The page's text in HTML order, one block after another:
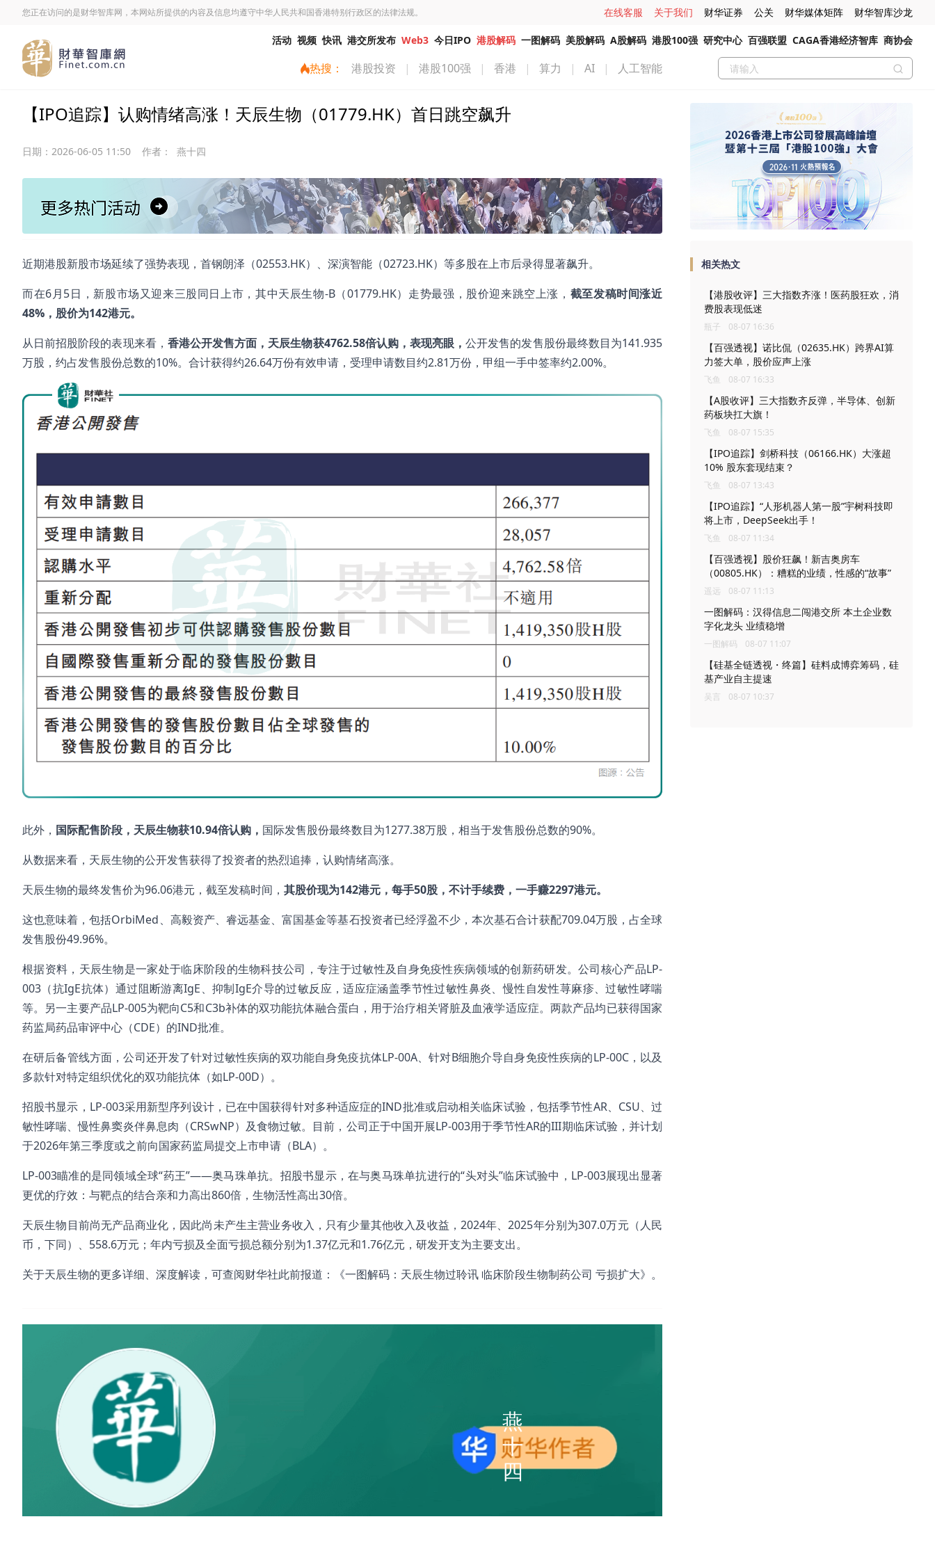
您正在访问的是财华智库网，本网站所提供的内容及信息均遵守中华人民共和国香港特别行政区的法律法规。 在线客服 关于我们 财华证券 公关 财华媒体矩阵 财华智库沙龙
活动 视频 快讯 港交所发布 Web3 今日IPO 港股解码 一图解码 美股解码 A股解码 港股100强 研究中心 百强联盟 CAGA香港经济智库 商协会
热搜： 港股投资 | 港股100强 | 香港 | 算力 | AI | 人工智能
【IPO追踪】认购情绪高涨！天辰生物（01779.HK）首日跳空飙升
日期： 2026-06-05 11:50 作者： 燕十四
近期港股新股市场延续了强势表现，首钢朗泽（02553.HK）、深演智能（02723.HK）等多股在上市后录得显著飙升。
而在6月5日，新股市场又迎来三股同日上市，其中天辰生物-B（01779.HK）走势最强，股价迎来跳空上涨， 截至发稿时间涨近
48% ，股价为142港元。
从日前招股阶段的表现来看， 香港公开发售方面，天辰生物获4762.58倍认购，表现亮眼，公开发售的发售股份最终数目为141.935
万股，约占发售股份总数的10%。合计获得约26.64万份有效申请，受理申请数目约2.81万份，甲组一手中签率约2.00%。
此外， 国际配售阶段，天辰生物获10.94倍认购， 国际发售股份最终数目为1277.38万股，相当于发售股份总数的90%。
从数据来看，天辰生物的公开发售获得了投资者的热烈追捧，认购情绪高涨。
天辰生物的最终发售价为96.06港元，截至发稿时间， 其股价现为142港元，每手50股，不计手续费，一手赚2297港元。
这也意味着，包括OrbiMed、高毅资产、睿远基金、富国基金等基石投资者已经浮盈不少，本次基石合计获配709.04万股，占全球
发售股份49.96%。
根据资料，天辰生物是一家处于临床阶段的生物科技公司，专注于过敏性及自身免疫性疾病领域的创新药研发。公司核心产品LP-
003（抗IgE抗体）通过阻断游离IgE、抑制IgE介导的过敏反应，适应症涵盖季节性过敏性鼻炎、慢性自发性荨麻疹、过敏性哮喘
等。另一主要产品LP-005为靶向C5和C3b补体的双功能抗体融合蛋白，用于治疗相关肾脏及血液学适应症。两款产品均已获得国家
药监局药品审评中心（CDE）的IND批准。
在研后备管线方面，公司还开发了针对过敏性疾病的双功能自身免疫抗体LP-00A、针对B细胞介导自身免疫性疾病的LP-00C，以及
多款针对特定组织优化的双功能抗体（如LP-00D）。
招股书显示，LP-003采用新型序列设计，已在中国获得针对多种适应症的IND批准或启动相关临床试验，包括季节性AR、CSU、过
敏性哮喘、慢性鼻窦炎伴鼻息肉（CRSwNP）及食物过敏。目前，公司正于中国开展LP-003用于季节性AR的III期临床试验，并计划
于2026年第三季度或之前向国家药监局提交上市申请（BLA）。
LP-003瞄准的是同领域全球“药王”——奥马珠单抗。招股书显示，在与奥马珠单抗进行的“头对头”临床试验中，LP-003展现出显著
更优的疗效：与靶点的结合亲和力高出860倍，生物活性高出30倍。
天辰生物目前尚无产品商业化，因此尚未产生主营业务收入，只有少量其他收入及收益，2024年、2025年分别为307.0万元（人民
币，下同）、558.6万元；年内亏损及全面亏损总额分别为1.37亿元和1.76亿元，研发开支为主要支出。
关于天辰生物的更多详细、深度解读，可查阅财华社此前报道：《一图解码：天辰生物过聆讯 临床阶段生物制药公司 亏损扩大》。
燕
十
四
相关热文
【港股收评】三大指数齐涨！医药股狂欢，消
费股表现低迷
瓶子 08-07 16:36
【百强透视】诺比侃（02635.HK）跨界AI算
力签大单，股价应声上涨
飞鱼 08-07 16:33
【A股收评】三大指数齐反弹，半导体、创新
药板块扛大旗！
飞鱼 08-07 15:35
【IPO追踪】剑桥科技（06166.HK）大涨超
10% 股东套现结束？
飞鱼 08-07 13:43
【IPO追踪】“人形机器人第一股”宇树科技即
将上市，DeepSeek出手！
飞鱼 08-07 11:34
【百强透视】股价狂飙！新吉奥房车
（00805.HK）：糟糕的业绩，性感的“故事”
遥远 08-07 11:13
一图解码：汉得信息二闯港交所 本土企业数
字化龙头 业绩稳增
一图解码 08-07 11:07
【硅基全链透视・终篇】硅料成博弈筹码，硅
基产业自主提速
吴言 08-07 10:37